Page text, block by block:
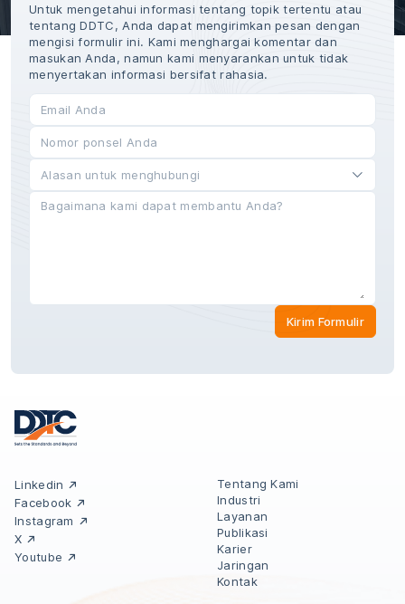
Untuk mengetahui informasi tentang topik tertentu atau
tentang DDTC, Anda dapat mengirimkan pesan dengan
mengisi formulir ini. Kami menghargai komentar dan
masukan Anda, namun kami menyarankan untuk tidak
menyertakan informasi bersifat rahasia.
Kirim Formulir
Linkedin
Facebook
Instagram
X
Youtube
Tentang Kami
Industri
Layanan
Publikasi
Karier
Jaringan
Kontak